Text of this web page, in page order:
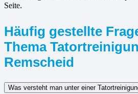
Seite.
Häufig gestellte
Thema
Remscheid
Was versteht man unter einer